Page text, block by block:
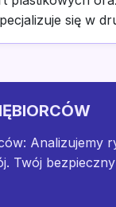
się w
Analizujemy
Twój